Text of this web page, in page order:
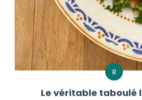
R
Le véritable taboulé